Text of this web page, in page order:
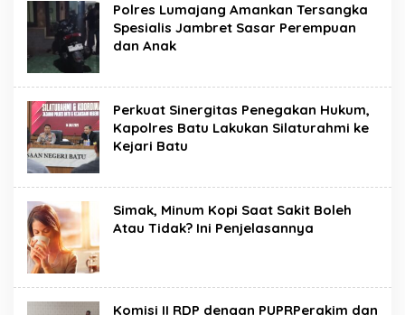
Polres Lumajang Amankan Tersangka
Spesialis Jambret Sasar Perempuan
dan Anak
Perkuat Sinergitas Penegakan Hukum,
Kapolres Batu Lakukan Silaturahmi ke
Kejari Batu
Simak, Minum Kopi Saat Sakit Boleh
Atau Tidak? Ini Penjelasannya
Komisi II RDP dengan PUPRPerakim dan